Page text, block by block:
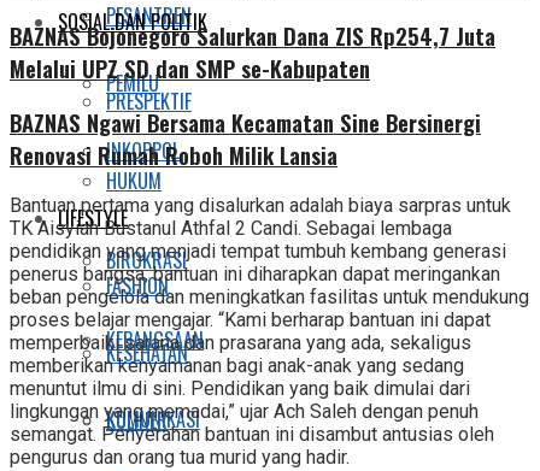
PESANTREN
PEMILU
INKOPPOL
LIFESTYLE
FASHION
KESEHATAN
KULINER
SOSIAL DAN POLITIK
PRESPEKTIF
HUKUM
BIROKRASI
KEBANGSAAN
KOMUNIKASI
BAZNAS Bojonegoro Salurkan Dana ZIS Rp254,7 Juta
Melalui UPZ SD dan SMP se-Kabupaten
BAZNAS Ngawi Bersama Kecamatan Sine Bersinergi
Renovasi Rumah Roboh Milik Lansia
Bantuan pertama yang disalurkan adalah biaya sarpras untuk
TK Aisyiah Bustanul Athfal 2 Candi. Sebagai lembaga
pendidikan yang menjadi tempat tumbuh kembang generasi
penerus bangsa, bantuan ini diharapkan dapat meringankan
beban pengelola dan meningkatkan fasilitas untuk mendukung
proses belajar mengajar. “Kami berharap bantuan ini dapat
memperbaiki sarana dan prasarana yang ada, sekaligus
memberikan kenyamanan bagi anak-anak yang sedang
menuntut ilmu di sini. Pendidikan yang baik dimulai dari
lingkungan yang memadai,” ujar Ach Saleh dengan penuh
semangat. Penyerahan bantuan ini disambut antusias oleh
pengurus dan orang tua murid yang hadir.